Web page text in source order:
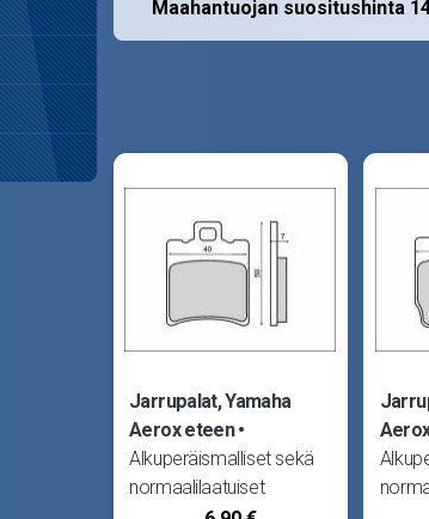
Maahantuojan suositushinta
Jarrupalat, Yamaha
Aerox eteen
Alkuperäismalliset sekä
normaalilaatuiset